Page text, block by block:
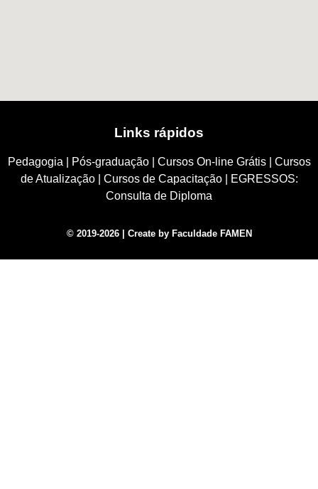
Links rápidos
Pedagogia Pós-graduação| Cursos On-line Grátis| Cursos
de Atualização| Cursos de Capacitação|
EGRESSOS:
Consulta de Diploma
© 2019-2026 | Create by Faculdade FAMEN